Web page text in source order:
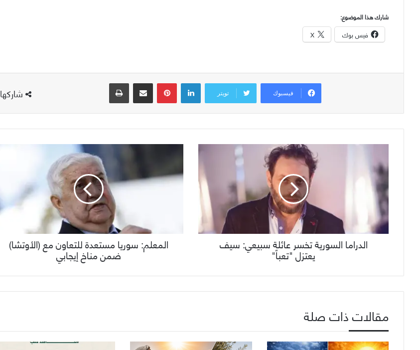
شارك هذا الموضوع:
فيس بوك X
شاركها فيسبوك تويتر
لينكدإن بينتيريست مشاركة عبر البريد طباعة
الدراما السورية تخسر عائلة سبيعي: سيف
يعتزل "تعباً"
المعلم: سوريا مستعدة للتعاون مع (الأوتشا)
ضمن مناخ إيجابي
مقالات ذات صلة